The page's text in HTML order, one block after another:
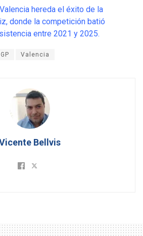
Valencia hereda el éxito de la
donde la competición batió
entre 2021 y 2025.
Valencia
Bellvis